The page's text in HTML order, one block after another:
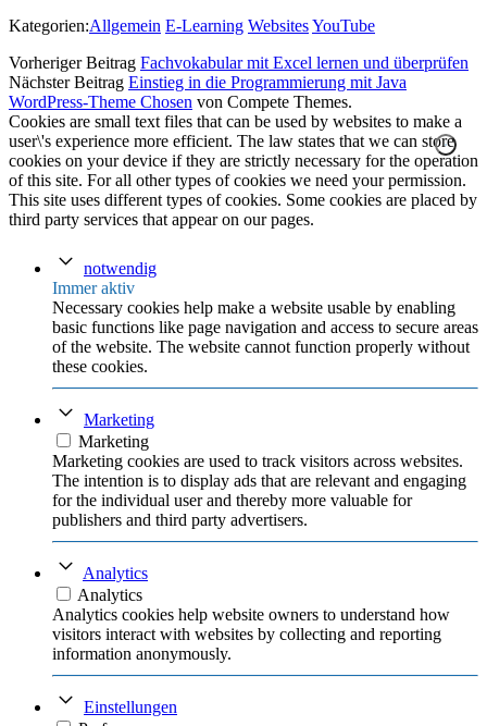
Kategorien:Allgemein E-Learning WebsitesYouTube
Vorheriger Beitrag Fachvokabular mit Excel lernen und überprüfen
Nächster Beitrag Einstieg in die Programmierung mit Java
WordPress-Theme Chosen von Compete Themes.
Cookies are small text files that can be used by websites to make a
user\'s experience more efficient. The law states that we can store
cookies on your device if they are strictly necessary for the operation
of this site. For all other types of cookies we need your permission.
This site uses different types of cookies. Some cookies are placed by
third party services that appear on our pages.
notwendig
Immer aktiv
Necessary cookies help make a website usable by enabling
basic functions like page navigation and access to secure areas
of the website. The website cannot function properly without
these cookies.
Marketing
Marketing
Marketing cookies are used to track visitors across websites.
The intention is to display ads that are relevant and engaging
for the individual user and thereby more valuable for
publishers and third party advertisers.
Analytics
Analytics
Analytics cookies help website owners to understand how
visitors interact with websites by collecting and reporting
information anonymously.
Einstellungen